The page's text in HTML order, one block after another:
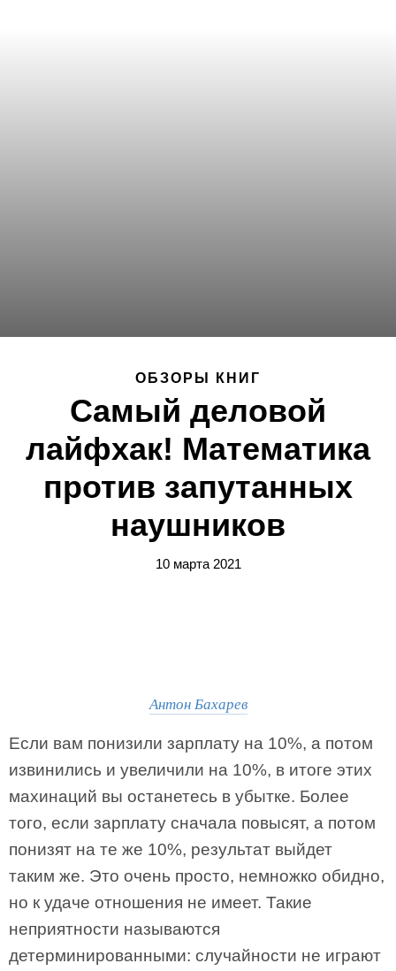
ОБЗОРЫ КНИГ
Самый деловой
лайфхак! Математика
против запутанных
наушников
10 марта 2021
Антон Бахарев
Если вам понизили зарплату на 10%, а потом
извинились и увеличили на 10%, в итоге этих
махинаций вы останетесь в убытке. Более
того, если зарплату сначала повысят, а потом
понизят на те же 10%, результат выйдет
таким же. Это очень просто, немножко обидно,
но к удаче отношения не имеет. Такие
неприятности называются
детерминированными: случайности не играют